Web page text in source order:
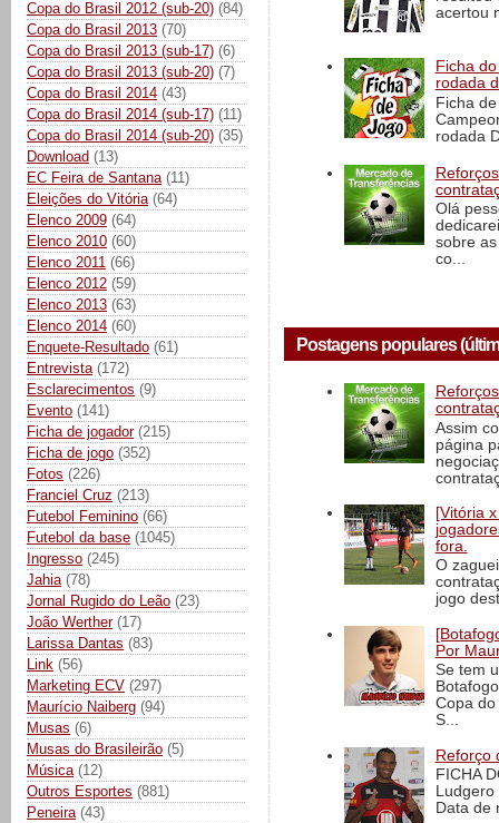
Copa do Brasil 2012 (sub-20) (84)
Copa do Brasil 2013 (70)
Copa do Brasil 2013 (sub-17) (6)
Copa do Brasil 2013 (sub-20) (7)
Copa do Brasil 2014 (43)
Copa do Brasil 2014 (sub-17) (11)
Copa do Brasil 2014 (sub-20) (35)
Download (13)
EC Feira de Santana (11)
Eleições do Vitória (64)
Elenco 2009 (64)
Elenco 2010 (60)
Elenco 2011 (66)
Elenco 2012 (59)
Elenco 2013 (63)
Elenco 2014 (60)
Enquete-Resultado (61)
Entrevista (172)
Esclarecimentos (9)
Evento (141)
Ficha de jogador (215)
Ficha de jogo (352)
Fotos (226)
Franciel Cruz (213)
Futebol Feminino (66)
Futebol da base (1045)
Ingresso (245)
Jahia (78)
Jornal Rugido do Leão (23)
João Werther (17)
Larissa Dantas (83)
Link (56)
Marketing ECV (297)
Maurício Naiberg (94)
Musas (6)
Musas do Brasileirão (5)
Música (12)
Outros Esportes (881)
Peneira (43)
acertou
Ficha
rodada
Ficha
rodada
Olá
sobre
co...
Postagens populares
Assim
página
[Vitória
fora.
O
jogo
Por
Se tem
Copa
S...
Reforço
FICHA
Data de